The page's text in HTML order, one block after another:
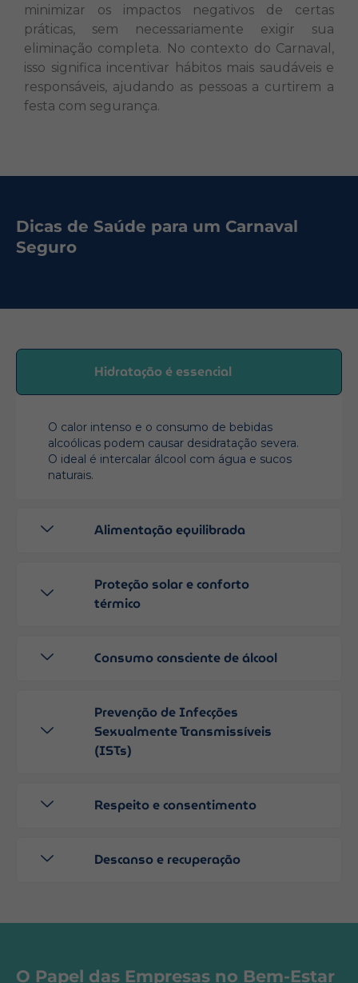
minimizar os impactos negativos de certas
práticas, sem necessariamente exigir sua
eliminação completa. No contexto do Carnaval,
isso significa incentivar hábitos mais saudáveis e
responsáveis, ajudando as pessoas a curtirem a
festa com segurança.
Dicas de Saúde para um Carnaval
Seguro
Hidratação é essencial
O calor intenso e o consumo de bebidas
alcoólicas podem causar desidratação severa.
O ideal é intercalar álcool com água e sucos
naturais.
Alimentação equilibrada
Proteção solar e conforto
térmico
Consumo consciente de álcool
Prevenção de Infecções
Sexualmente Transmissíveis
(ISTs)
Respeito e consentimento
Descanso e recuperação
O Papel das Empresas no Bem-Estar